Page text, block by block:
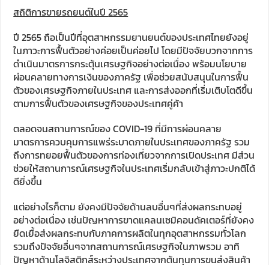
สถิติการขายรถยนต์ในปี2565
ปี 2565 ถือเป็นปีที่อุตสาหกรรมยานยนต์ของประเทศไทยยังอยู่
ในภาวะการฟื้นตัวอย่างค่อยเป็นค่อยไป โดยมีปัจจัยบวกจากการ
ดำเนินมาตรการกระตุ้นเศรษฐกิจอย่างต่อเนื่อง พร้อมนโยบาย
ผ่อนคลายทางการเงินของภาครัฐ เพื่อช่วยสนับสนุนในการฟื้น
ตัวของเศรษฐกิจภายในประเทศ และการส่งออกที่เริ่มเติบโตดีขึ้น
ตามการฟื้นตัวของเศรษฐกิจของประเทศคู่ค้า
ตลอดจนสถานการณ์ของ COVID-19 ที่มีการผ่อนคลาย
มาตรการควบคุมการแพร่ระบาดภายในประเทศของภาครัฐ รวม
ถึงการทยอยฟื้นตัวของการท่องเที่ยวจากการเปิดประเทศ มีส่วน
ช่วยให้สถานการณ์เศรษฐกิจในประเทศเริ่มกลับเข้าสู่ภาวะปกติได้
ดียิ่งขึ้น
แต่อย่างไรก็ตาม ยังคงมีปัจจัยด้านลบอื่นๆที่ส่งผลกระทบอยู่
อย่างต่อเนื่อง เช่นปัญหาการขาดแคลนเซมิคอนดัคเตอร์ที่ยังคง
ยืดเยื้อส่งผลกระทบกับภาคการผลิตในทุกอุตสาหกรรมทั่วโลก
รวมถึงปัจจัยอื่นๆจากสถานการณ์เศรษฐกิจในภาพรวม อาทิ
ปัญหาด้านโลจิสติกส์ระหว่างประเทศจากต้นทุนการขนส่งสินค้า